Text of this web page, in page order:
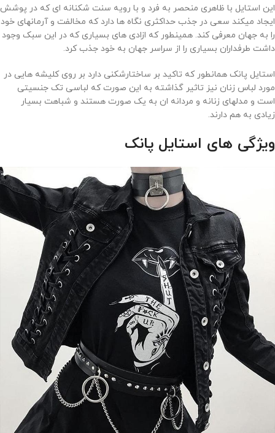
این استایل با ظاهری منحصر به فرد و با رویه سنت شکنانه ای که در پوشش
ایجاد میکند سعی در جذب حداکثری نگاه ها دارد که مخالفت و آرمانهای خود
را به جهان معرفی کند. همینطور که ازادی های بسیاری که در این سبک وجود
داشت طرفداران بسیاری را از سراسر جهان به خود جذب کرد.
استایل پانک همانطور که تاکید بر ساختارشکنی دارد بر روی کلیشه هایی در
مورد لباس زنان نیز تاثیر گذاشته به این صورت که لباسی تک جنسیتی
است و مدلهای زنانه و مردانه ان به یک صورت هستند و شباهت بسیار
زیادی به هم دارند.
ویژگی های استایل پانک